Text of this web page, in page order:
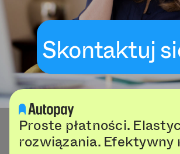
Skontaktuj
Proste płatności.
rozwiązania. Efektywny